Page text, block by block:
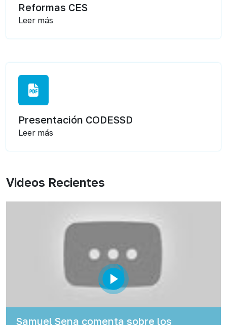
Reformas CES
Leer más
Presentación CODESSD
Leer más
Videos Recientes
Samuel Sena comenta sobre los